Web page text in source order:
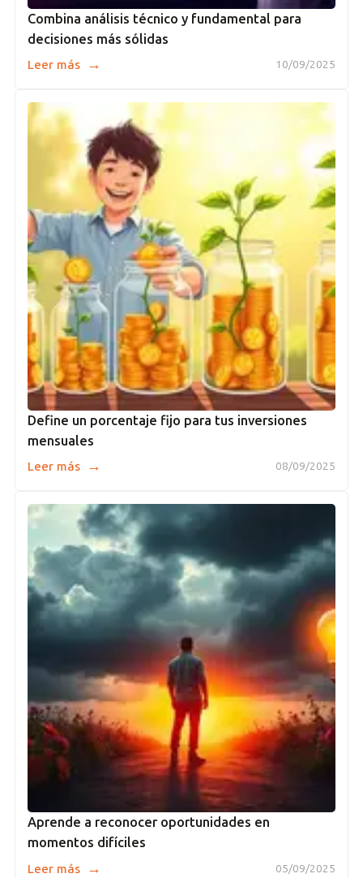
Combina análisis técnico y fundamental para
decisiones más sólidas
10/09/2025
Leer más →
Define un porcentaje fijo para tus inversiones
mensuales
08/09/2025
Leer más →
Aprende a reconocer oportunidades en
momentos difíciles
05/09/2025
Leer más →